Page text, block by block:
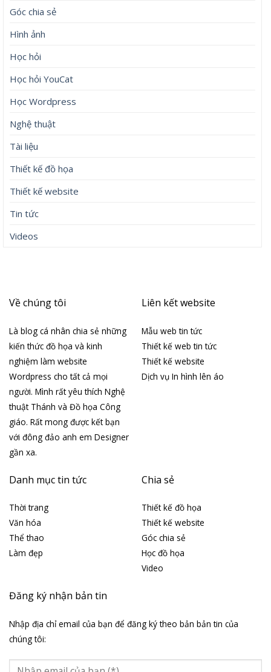
Góc chia sẻ
Hình ảnh
Học hỏi
Học hỏi YouCat
Học Wordpress
Nghệ thuật
Tài liệu
Thiết kế đồ họa
Thiết kế website
Tin tức
Videos
Về chúng tôi
Là blog cá nhân chia sẻ những
kiến thức đồ họa và kinh
nghiệm làm website
Wordpress cho tất cả mọi
người. Mình rất yêu thích Nghệ
thuật Thánh và Đồ họa Công
giáo. Rất mong được kết bạn
với đông đảo anh em Designer
gần xa.
Liên kết website
Mẫu web tin tức
Thiết kế web tin tức
Thiết kế website
Dịch vụ In hình lên áo
Danh mục tin tức
Thời trang
Văn hóa
Thể thao
Làm đẹp
Chia sẻ
Thiết kế đồ họa
Thiết kế website
Góc chia sẻ
Học đồ họa
Video
Đăng ký nhận bản tin
Nhập địa chỉ email của bạn để đăng ký theo bản bản tin của
chúng tôi: